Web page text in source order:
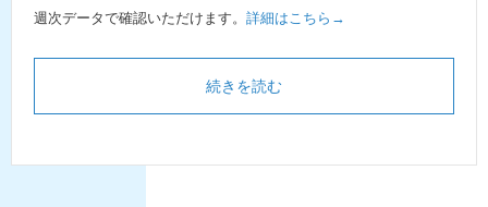
週次データで確認いただけます。 詳細はこちら→
続きを読む